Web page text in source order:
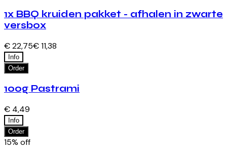
1x BBQ kruiden pakket - afhalen in zwarte
versbox
€ 22,75€ 11,38
Info
Order
100g Pastrami
€ 4,49
Info
Order
15% off